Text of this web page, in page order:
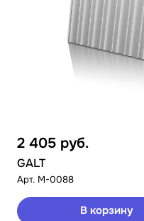
2 405 руб.
GALT
Арт. M-0088
В корзину